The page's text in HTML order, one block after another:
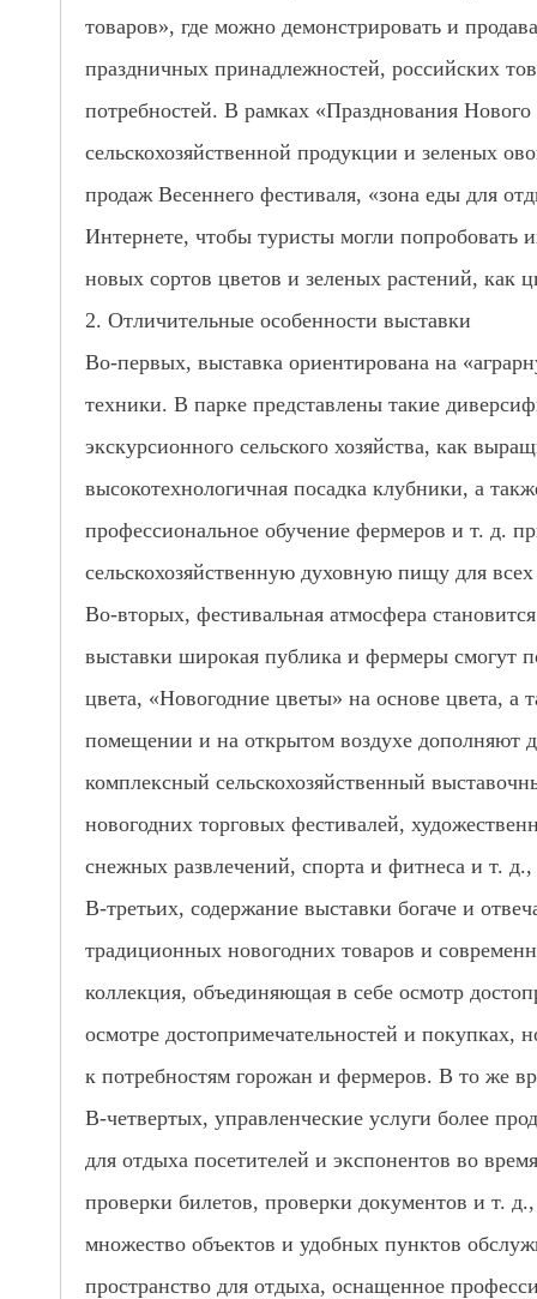
товаров», где можно демонстрировать и
праздничных принадлежностей, российских
потребностей. В рамках «Празднования
сельскохозяйственной продукции и зеленых
продаж Весеннего фестиваля, «зона еды для
Интернете, чтобы туристы могли попробовать
новых сортов цветов и зеленых растений, как
2. Отличительные особенности выставки
Во-первых, выставка ориентирована на
техники. В парке представлены такие
экскурсионного сельского хозяйства, как
высокотехнологичная посадка клубники, а
профессиональное обучение фермеров и т. д.
сельскохозяйственную духовную пищу для
Во-вторых, фестивальная атмосфера
выставки широкая публика и фермеры смогут
цвета, «Новогодние цветы» на основе цвета, а
помещении и на открытом воздухе дополняют
комплексный сельскохозяйственный
новогодних торговых фестивалей,
снежных развлечений, спорта и фитнеса и т.
В-третьих, содержание выставки богаче и
традиционных новогодних товаров и
коллекция, объединяющая в себе осмотр
осмотре достопримечательностей и покупках,
к потребностям горожан и фермеров. В то же
В-четвертых, управленческие услуги более
для отдыха посетителей и экспонентов во
проверки билетов, проверки документов и т.
множество объектов и удобных пунктов
пространство для отдыха, оснащенное